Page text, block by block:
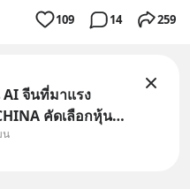
109 14 259
จีนที่มาแรง
คัดเลือกหุ้น
กองทุน.. ครอบคลุม
น